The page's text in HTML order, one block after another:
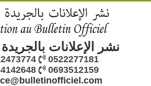
نشر الإعلانات
0522277181
0693512159